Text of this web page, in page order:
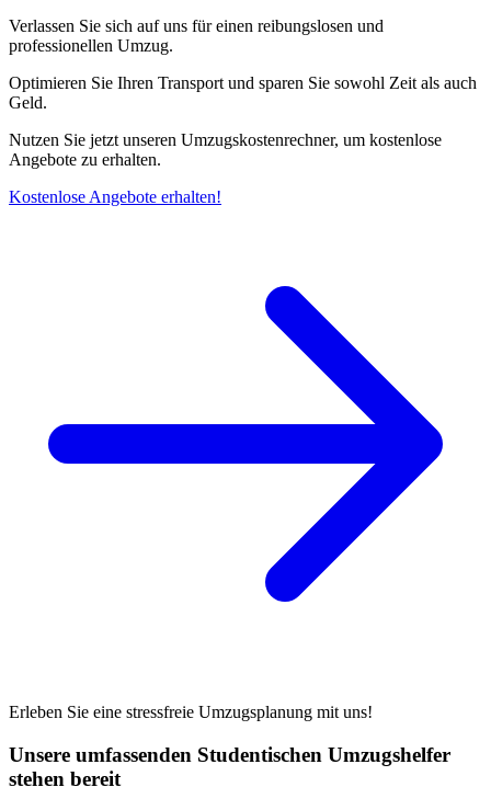
Verlassen Sie sich auf uns für einen reibungslosen und
professionellen Umzug.
Optimieren Sie Ihren Transport und sparen Sie sowohl Zeit als auch
Geld.
Nutzen Sie jetzt unseren Umzugskostenrechner, um kostenlose
Angebote zu erhalten.
Kostenlose Angebote erhalten!
Erleben Sie eine stressfreie Umzugsplanung mit uns!
Unsere umfassenden Studentischen Umzugshelfer
stehen bereit